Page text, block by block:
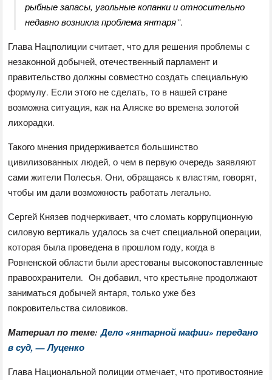
рыбные запасы, угольные копанки и относительно
недавно возникла проблема янтаря”.
Глава Нацполиции считает, что для решения проблемы с
незаконной добычей, отечественный парламент и
правительство должны совместно создать специальную
формулу. Если этого не сделать, то в нашей стране
возможна ситуация, как на Аляске во времена золотой
лихорадки.
Такого мнения придерживается большинство
цивилизованных людей, о чем в первую очередь заявляют
сами жители Полесья. Они, обращаясь к властям, говорят,
чтобы им дали возможность работать легально.
Сергей Князев подчеркивает, что сломать коррупционную
силовую вертикаль удалось за счет специальной операции,
которая была проведена в прошлом году, когда в
Ровненской области были арестованы высокопоставленные
правоохранители. Он добавил, что крестьяне продолжают
заниматься добычей янтаря, только уже без
покровительства силовиков.
Материал по теме:Дело «янтарной мафии» передано
в суд, — Луценко
Глава Национальной полиции отмечает, что противостояние